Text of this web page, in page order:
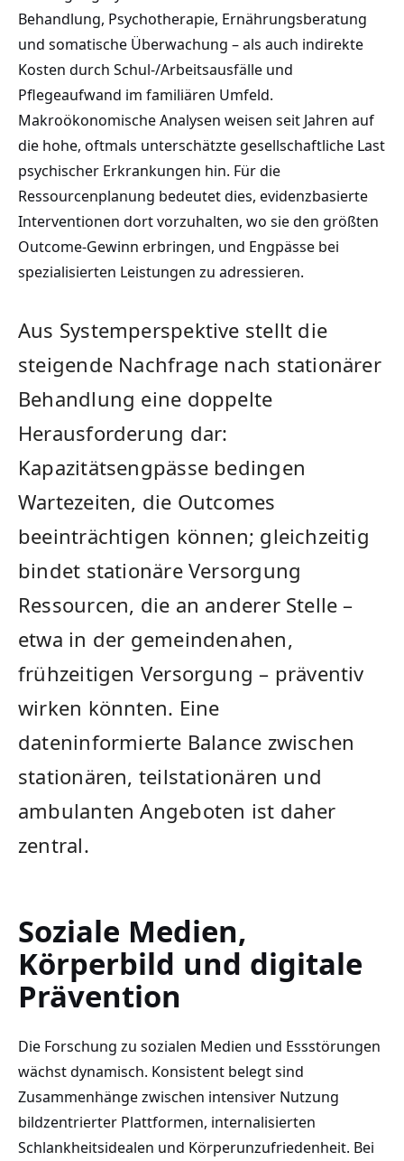
Behandlung, Psychotherapie, Ernährungsberatung
und somatische Überwachung – als auch indirekte
Kosten durch Schul-/Arbeitsausfälle und
Pflegeaufwand im familiären Umfeld.
Makroökonomische Analysen weisen seit Jahren auf
die hohe, oftmals unterschätzte gesellschaftliche Last
psychischer Erkrankungen hin. Für die
Ressourcenplanung bedeutet dies, evidenzbasierte
Interventionen dort vorzuhalten, wo sie den größten
Outcome-Gewinn erbringen, und Engpässe bei
spezialisierten Leistungen zu adressieren.
Aus Systemperspektive stellt die
steigende Nachfrage nach stationärer
Behandlung eine doppelte
Herausforderung dar:
Kapazitätsengpässe bedingen
Wartezeiten, die Outcomes
beeinträchtigen können; gleichzeitig
bindet stationäre Versorgung
Ressourcen, die an anderer Stelle –
etwa in der gemeindenahen,
frühzeitigen Versorgung – präventiv
wirken könnten. Eine
dateninformierte Balance zwischen
stationären, teilstationären und
ambulanten Angeboten ist daher
zentral.
Soziale Medien,
Körperbild und digitale
Prävention
Die Forschung zu sozialen Medien und Essstörungen
wächst dynamisch. Konsistent belegt sind
Zusammenhänge zwischen intensiver Nutzung
bildzentrierter Plattformen, internalisierten
Schlankheitsidealen und Körperunzufriedenheit. Bei